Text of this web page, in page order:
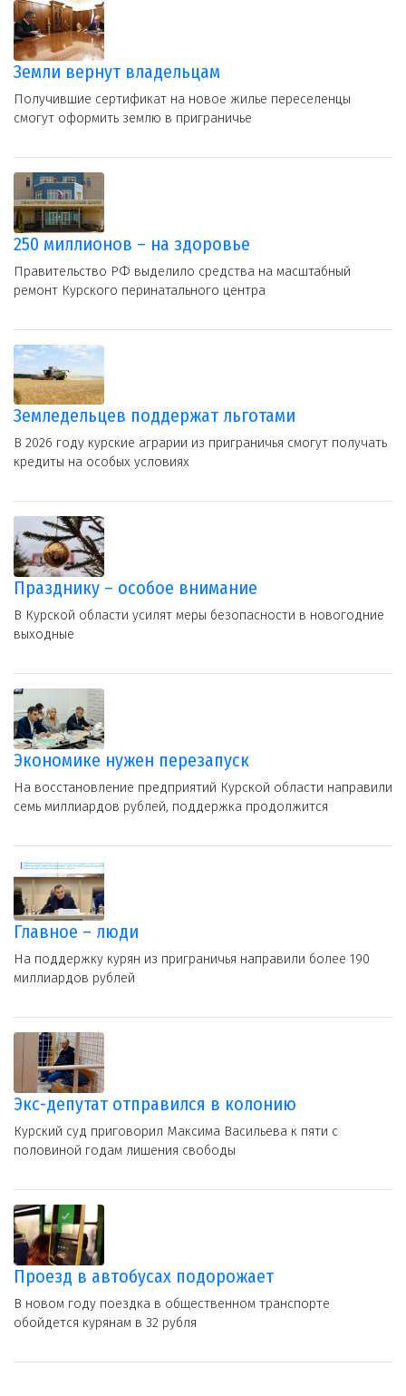
Земли вернут владельцам
Получившие сертификат на новое жилье переселенцы
смогут оформить землю в приграничье
250 миллионов – на здоровье
Правительство РФ выделило средства на масштабный
ремонт Курского перинатального центра
Земледельцев поддержат льготами
В 2026 году курские аграрии из приграничья смогут получать
кредиты на особых условиях
Празднику – особое внимание
В Курской области усилят меры безопасности в новогодние
выходные
Экономике нужен перезапуск
На восстановление предприятий Курской области направили
семь миллиардов рублей, поддержка продолжится
Главное – люди
На поддержку курян из приграничья направили более 190
миллиардов рублей
Экс-депутат отправился в колонию
Курский суд приговорил Максима Васильева к пяти с
половиной годам лишения свободы
Проезд в автобусах подорожает
В новом году поездка в общественном транспорте
обойдется курянам в 32 рубля